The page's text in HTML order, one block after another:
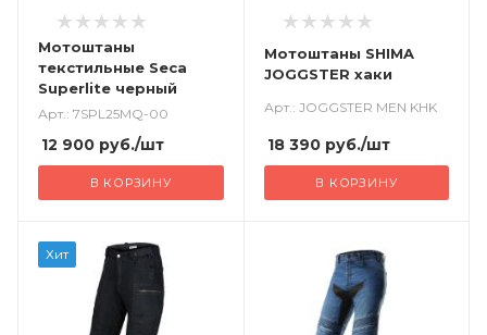
Мотоштаны
текстильные Seca
Superlite черный
Арт.: 7SPL25MQ-00
12 900 руб./шт
В КОРЗИНУ
Мотоштаны SHIMA
JOGGSTER хаки
Арт.: JOGGSTER MEN KHK
18 390руб./шт
В КОРЗИНУ
Хит